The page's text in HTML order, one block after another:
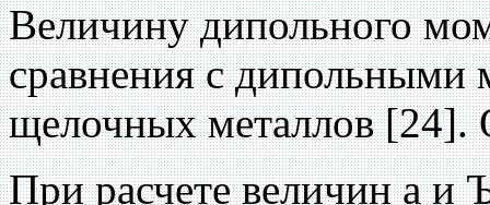
Величину дипольного
сравнения с дипольными
щелочных металлов [24].
При расчете величин а и